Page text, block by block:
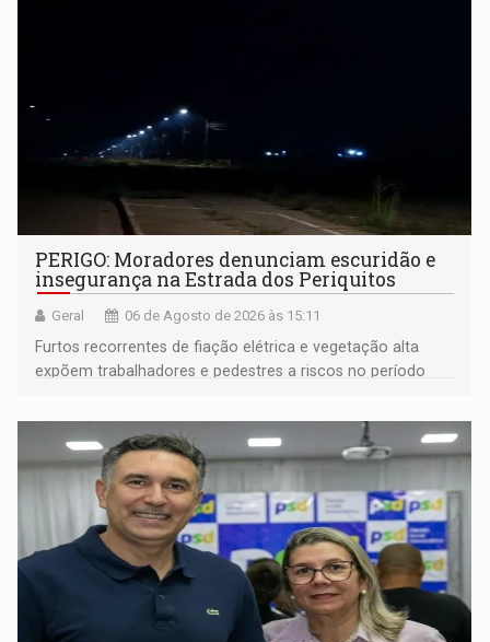
PERIGO: Moradores denunciam escuridão e
insegurança na Estrada dos Periquitos
Geral 06 de Agosto de 2026 às 15:11
Furtos recorrentes de fiação elétrica e vegetação alta
expõem trabalhadores e pedestres a riscos no período